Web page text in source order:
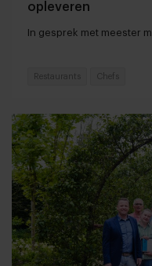
opleveren
In gesprek met meester
Restaurants Chefs